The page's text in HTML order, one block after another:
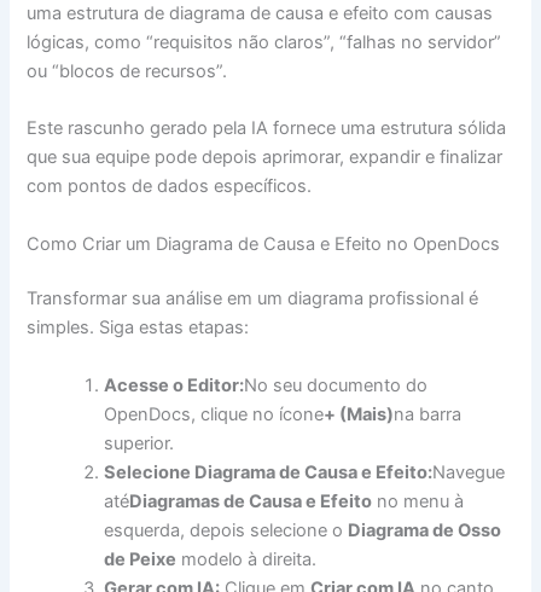
uma estrutura de diagrama de causa e efeito com causas
lógicas, como “requisitos não claros”, “falhas no servidor”
ou “blocos de recursos”.
Este rascunho gerado pela IA fornece uma estrutura sólida
que sua equipe pode depois aprimorar, expandir e finalizar
com pontos de dados específicos.
Como Criar um Diagrama de Causa e Efeito no OpenDocs
Transformar sua análise em um diagrama profissional é
simples. Siga estas etapas:
Acesse o Editor:No seu documento do
OpenDocs, clique no ícone+ (Mais)na barra
superior.
Selecione Diagrama de Causa e Efeito:Navegue
atéDiagramas de Causa e Efeito no menu à
esquerda, depois selecione o Diagrama de Osso
de Peixe modelo à direita.